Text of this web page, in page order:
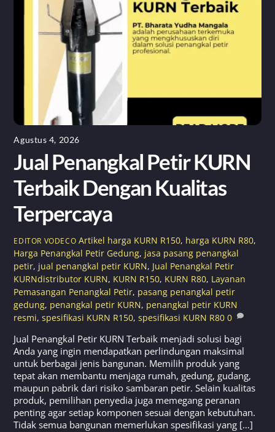
Agustus 4, 2026
Jual Penangkal Petir KURN
Terbaik Dengan Kualitas
Terpercaya
EDITOR VODECO Artikel harga KURN R150, harga KURN R80,
Harga Penangkal Petir Gedung, jasa pasang penangkal
petir, jual penangkal petir KURN, Jual Penangkal Petir
KURNdistributor KURN, KURN R150, KURN R80, Layanan
Pemasangan Penangkal Petir, pasang penangkal petir
gedung, penangkal petir KURN, penangkal petir KURN
resmi,spesifikasi KURN R150,spesifikasi KURN R80 0
Jual Penangkal Petir KURN Terbaik menjadi solusi bagi
Anda yang ingin mendapatkan perlindungan maksimal
untuk berbagai jenis bangunan. Memilih produk yang
tepat akan membantu menjaga rumah, gedung, gudang,
maupun pabrik dari risiko sambaran petir. Selain kualitas
produk, pemilihan penyedia juga memegang peranan
penting agar setiap komponen sesuai dengan kebutuhan.
Tidak semua bangunan memerlukan spesifikasi yang […]